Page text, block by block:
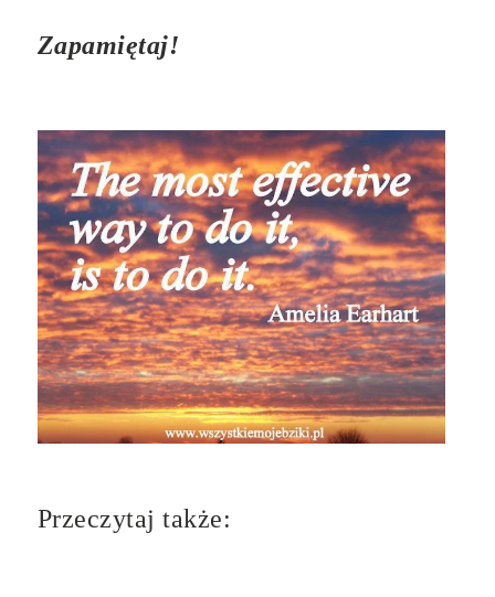
Zapamiętaj!
Przeczytaj także: